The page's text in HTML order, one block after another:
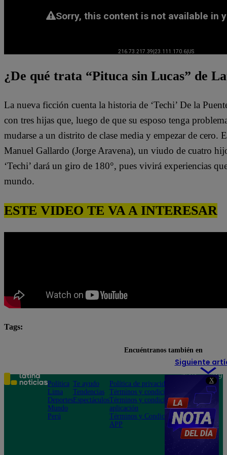
X
¿De qué trata “Pituca sin Lucas” de
La nueva ficción cuenta la historia de ‘Techi’ De la
con tres hijas que, luego de que su esposo tenga
mudarse a un distrito de clase media y empezar de cero.
Manuel Gallardo (Jorge Aravena), un viudo de cuatro
‘Techi’ dará un giro de 180°, pues vivirá experiencias
mundo.
ESTE VIDEO TE VA A INTERESAR
Tags:
Siguiente
Encuéntranos también en
Política
Lima
Deportes
Mundo
Perú
Te ayudo
Tendencias
Espectáculos
Política de privacidad
Términos y condiciones
Términos y condiciones
aplicación
Términos y Condiciones
APP
Teléfono: 219
Av. San
Felipe 968
Jesús María